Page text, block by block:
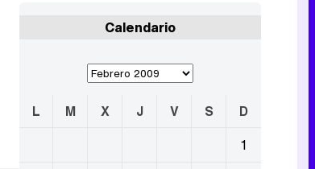
Calendario
L M X J V S
D
1